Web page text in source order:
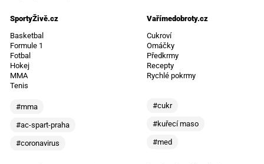
SportyŽivě.cz
Basketbal
Formule 1
Fotbal
Hokej
MMA
Tenis
#mma
#ac-spart-praha
#coronavirus
Vařímedobroty.cz
Cukroví
Omáčky
Předkrmy
Recepty
Rychlé pokrmy
#cukr
#kuřecí maso
#med